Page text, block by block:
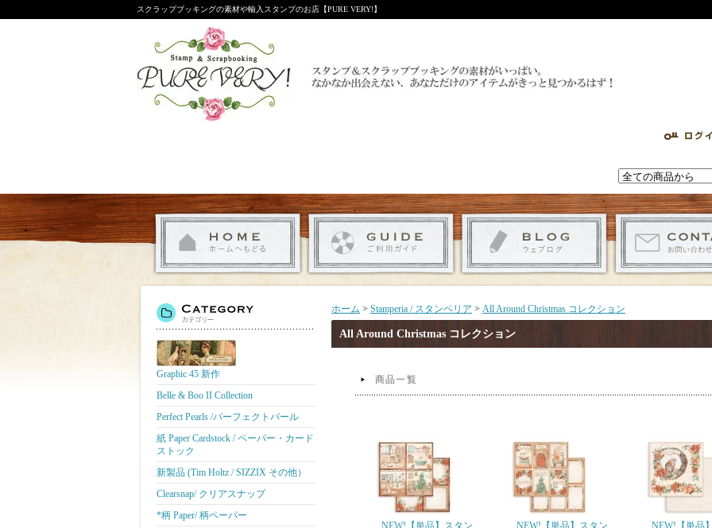
スクラップブッキングの素材や輸入スタンプのお店【PURE VERY!】
Graphic 45 新作
Belle & Boo II Collection
Perfect Pearls /パーフェクトパール
紙 Paper Cardstock / ペーパー・カード
ストック
新製品 (Tim Holtz / SIZZIX その他）
Clearsnap/ クリアスナップ
*柄 Paper/ 柄ペーパー
ホーム > Stamperia / スタンペリア > All Around Christmas コレクション
All Around Christmas コレクション
商品一覧
NEW!【単品】スタン
NEW!【単品】スタン
NEW!【単品